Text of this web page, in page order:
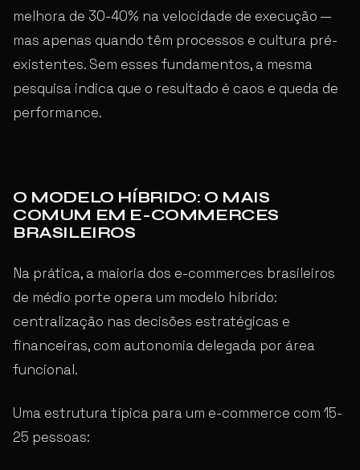
melhora de 30-40% na velocidade de execução —
mas apenas quando têm processos e cultura pré-
existentes. Sem esses fundamentos, a mesma
pesquisa indica que o resultado é caos e queda de
performance.
O MODELO HÍBRIDO: O MAIS
COMUM EM E-COMMERCES
BRASILEIROS
Na prática, a maioria dos e-commerces brasileiros
de médio porte opera um modelo híbrido:
centralização nas decisões estratégicas e
financeiras, com autonomia delegada por área
funcional.
Uma estrutura típica para um e-commerce com 15-
25 pessoas: